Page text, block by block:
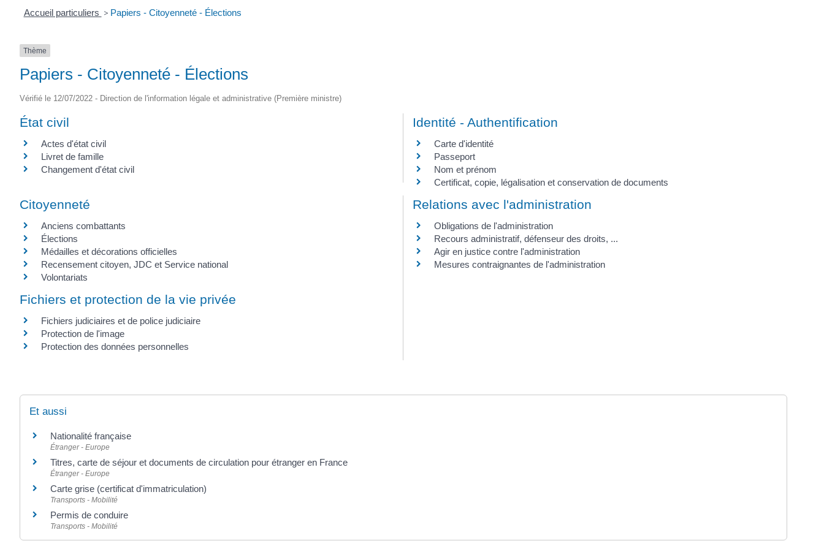
Accueil particuliers > Papiers - Citoyenneté - Élections
Thème
Papiers - Citoyenneté - Élections
Vérifié le 12/07/2022 - Direction de l'information légale et administrative (Première ministre)
État civil
Actes d'état civil
Livret de famille
Changement d'état civil
Identité - Authentification
Carte d'identité
Passeport
Nom et prénom
Certificat, copie, légalisation et conservation de documents
Citoyenneté
Anciens combattants
Élections
Médailles et décorations officielles
Recensement citoyen, JDC et Service national
Volontariats
Relations avec l'administration
Obligations de l'administration
Recours administratif, défenseur des droits, ...
Agir en justice contre l'administration
Mesures contraignantes de l'administration
Fichiers et protection de la vie privée
Fichiers judiciaires et de police judiciaire
Protection de l'image
Protection des données personnelles
Et aussi
Nationalité française
Étranger - Europe
Titres, carte de séjour et documents de circulation pour étranger en France
Étranger - Europe
Carte grise (certificat d'immatriculation)
Transports - Mobilité
Permis de conduire
Transports - Mobilité